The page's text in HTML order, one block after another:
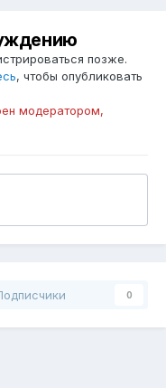
позже.
, чтобы опубликовать
модератором,
0